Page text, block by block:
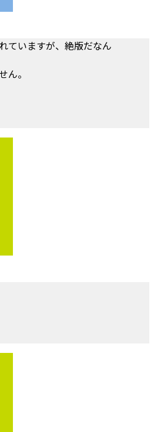
ていますが、絶版だなん
ん。